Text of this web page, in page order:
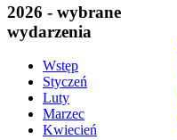
2026 - wybrane
wydarzenia
Wstęp
Styczeń
Luty
Marzec
Kwiecień